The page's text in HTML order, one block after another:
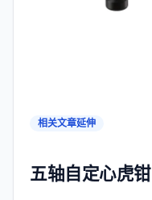
相关文章延伸
五轴自定心虎钳